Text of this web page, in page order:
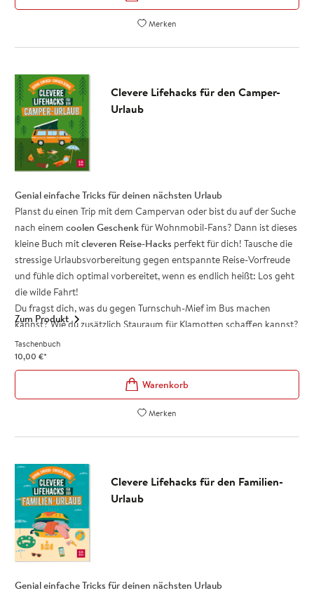
Perfekt als Geschenk für Globetrotter und Weltenbummler!
Aufstell-Buch mit atemberaubenden Landschaftsfotos und
Reisemotiven traumhafter Ziele weltweit
allen Sehnsuchtsorten
Das perfekte Geschenk für alle Reiselustigen und
Weltenbummler
Zeitloser, hochwertiger Spiralaufsteller mit 144 Seiten (Maße:
11,5 x 10,5 cm)
Merken
Clevere Lifehacks für den Camper-
Urlaub
Genial einfache Tricks für deinen nächsten Urlaub
Planst du einen Trip mit dem Campervan oder bist du auf der Suche
nach einem coolen Geschenkfür Wohnmobil-Fans? Dann ist dieses
kleine Buch mitcleveren Reise-Hacks perfekt für dich! Tausche die
stressige Urlaubsvorbereitung gegen entspannte Reise-Vorfreude
und fühle dich optimal vorbereitet, wenn es endlich heißt: Los geht
die wilde Fahrt!
Du fragst dich, was du gegen Turnschuh-Mief im Bus machen
kannst? Wie du zusätzlich Stauraum für Klamotten schaffen kannst?
Oder wie du dir lästige Mücken vom Leib halten kannst? Das
handliche Buch ist vollgepackt mit unkomplizierten Lifehacks, die
den Aufenthalt im Campingbus mühelos vereinfachen –ohne
großen Aufwand oder hohe Kosten.
Für dich selbst oder als nützliches Geschenk
Praktische Kniffe und einfach Tricks – einfach umsetzbar und
kostengünstig
Perfekter Reisebegleiter: Einfach geniale Hilfen für unterwegs
Leicht und handlich, passt in jede Tasche oder ins
Handschuhfach
Als Hilfe für dich selbst oder als Geschenk für Reise-Fans
Mach dir das Leben leicht!
Buch wird dein nächster Camper-Urlaub zum unkomplizierten
Vergnügen – genau so, wie du es dir vorstellst.
Zum Produkt
Taschenbuch
10,00 €*
Merken
Clevere Lifehacks für den Familien-
Urlaub
Genial einfache Tricks für deinen nächsten Urlaub